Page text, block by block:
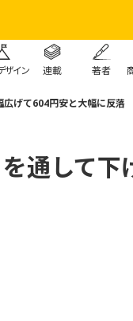
ザイン 連載 著者
広げて604円安と大幅に反落
通して